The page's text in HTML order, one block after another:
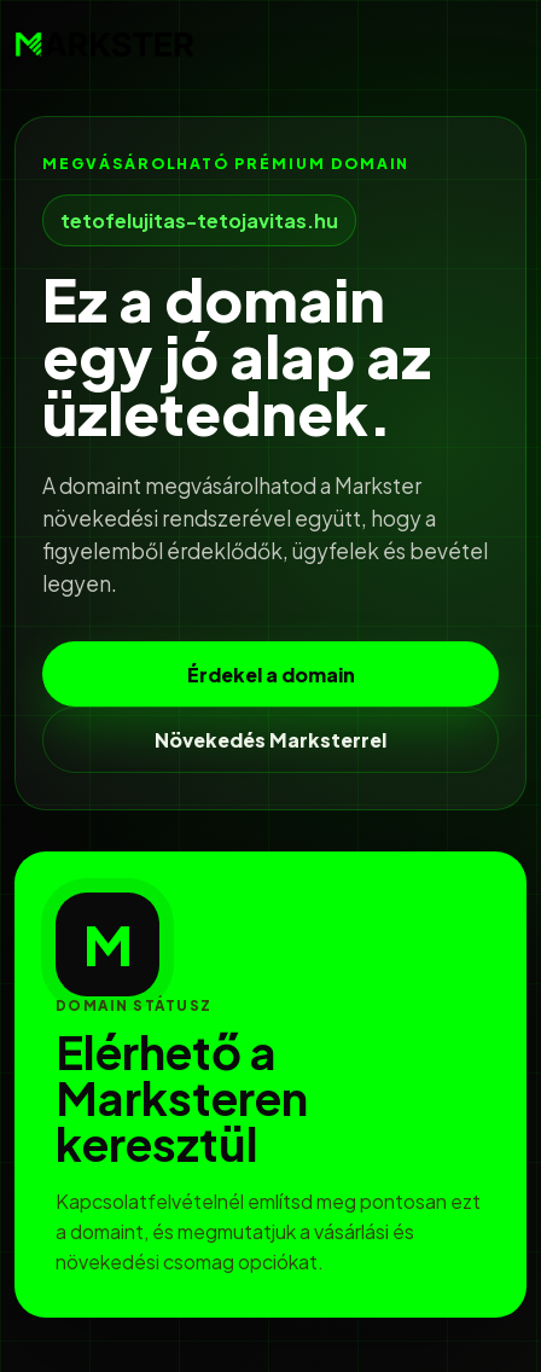
MEGVÁSÁROLHATÓ PRÉMIUM DOMAIN
tetofelujitas-tetojavitas.hu
Ez a domain
egy jó alap az
üzletednek.
A domaint megvásárolhatod a Markster
növekedési rendszerével együtt, hogy a
figyelemből érdeklődők, ügyfelek és bevétel
legyen.
Érdekel a domain
Növekedés Marksterrel
M
DOMAIN STÁTUSZ
Elérhető a
Marksteren
keresztül
Kapcsolatfelvételnél említsd meg pontosan ezt
a domaint, és megmutatjuk a vásárlási és
növekedési csomag opciókat.